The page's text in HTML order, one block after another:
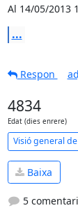
Al 14/05/2013
...
Respon
4834
Edat (dies enrere)
Visió general
Baixa
5